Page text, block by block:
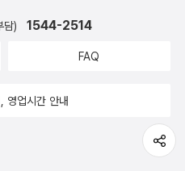
담) 1544-2514
FAQ
영업시간 안내